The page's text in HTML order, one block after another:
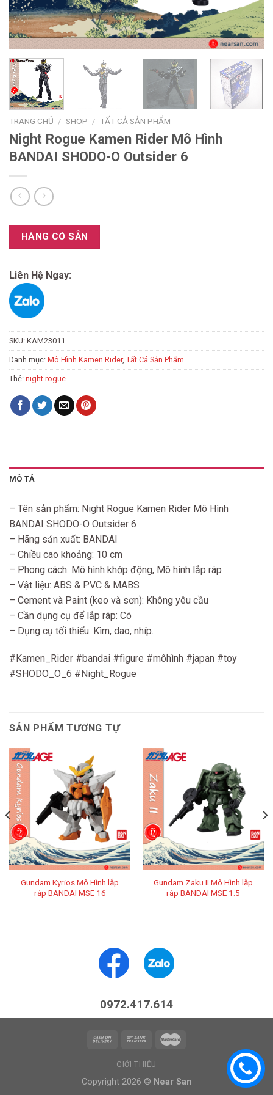
TRANG CHỦ / SHOP / TẤT CẢ SẢN PHẨM
Night Rogue Kamen Rider Mô Hình
BANDAI SHODO-O Outsider 6
HÀNG CÓ SẴN
Liên Hệ Ngay:
SKU: KAM23011
Danh mục: Mô Hình Kamen Rider, Tất Cả Sản Phẩm
Thẻ: night rogue
MÔ TẢ
– Tên sản phẩm: Night Rogue Kamen Rider Mô Hình
BANDAI SHODO-O Outsider 6
– Hãng sản xuất: BANDAI
– Chiều cao khoảng: 10 cm
– Phong cách: Mô hình khớp động, Mô hình lắp ráp
– Vật liệu: ABS & PVC & MABS
– Cement và Paint (keo và sơn): Không yêu cầu
– Cần dụng cụ để lắp ráp: Có
– Dụng cụ tối thiểu: Kìm, dao, nhíp.
#Kamen_Rider #bandai #figure #môhình #japan #toy
#SHODO_O_6 #Night_Rogue
SẢN PHẨM TƯƠNG TỰ
Gundam Kyrios Mô Hình lắp
ráp BANDAI MSE 16
Gundam Zaku II Mô Hình lắp
ráp BANDAI MSE 1.5
0972.417.614
GIỚI THIỆU
Copyright 2026 © Near San